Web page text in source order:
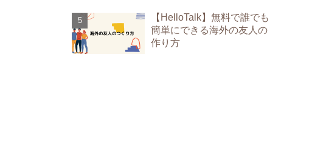
【HelloTalk】無料で誰でも
簡単にできる海外の友人の
作り方